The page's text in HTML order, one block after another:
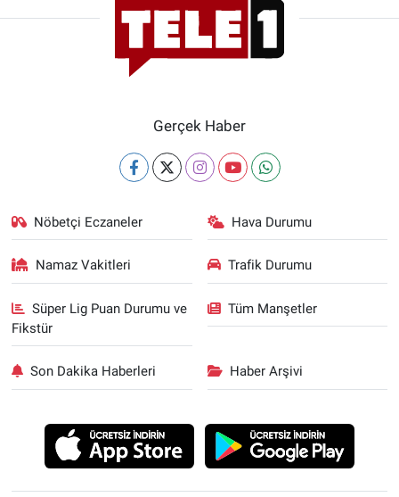
Gerçek Haber
Nöbetçi Eczaneler Hava Durumu
Namaz Vakitleri Trafik Durumu
Süper Lig Puan Durumu ve
Fikstür
Tüm Manşetler
Son Dakika Haberleri Haber Arşivi